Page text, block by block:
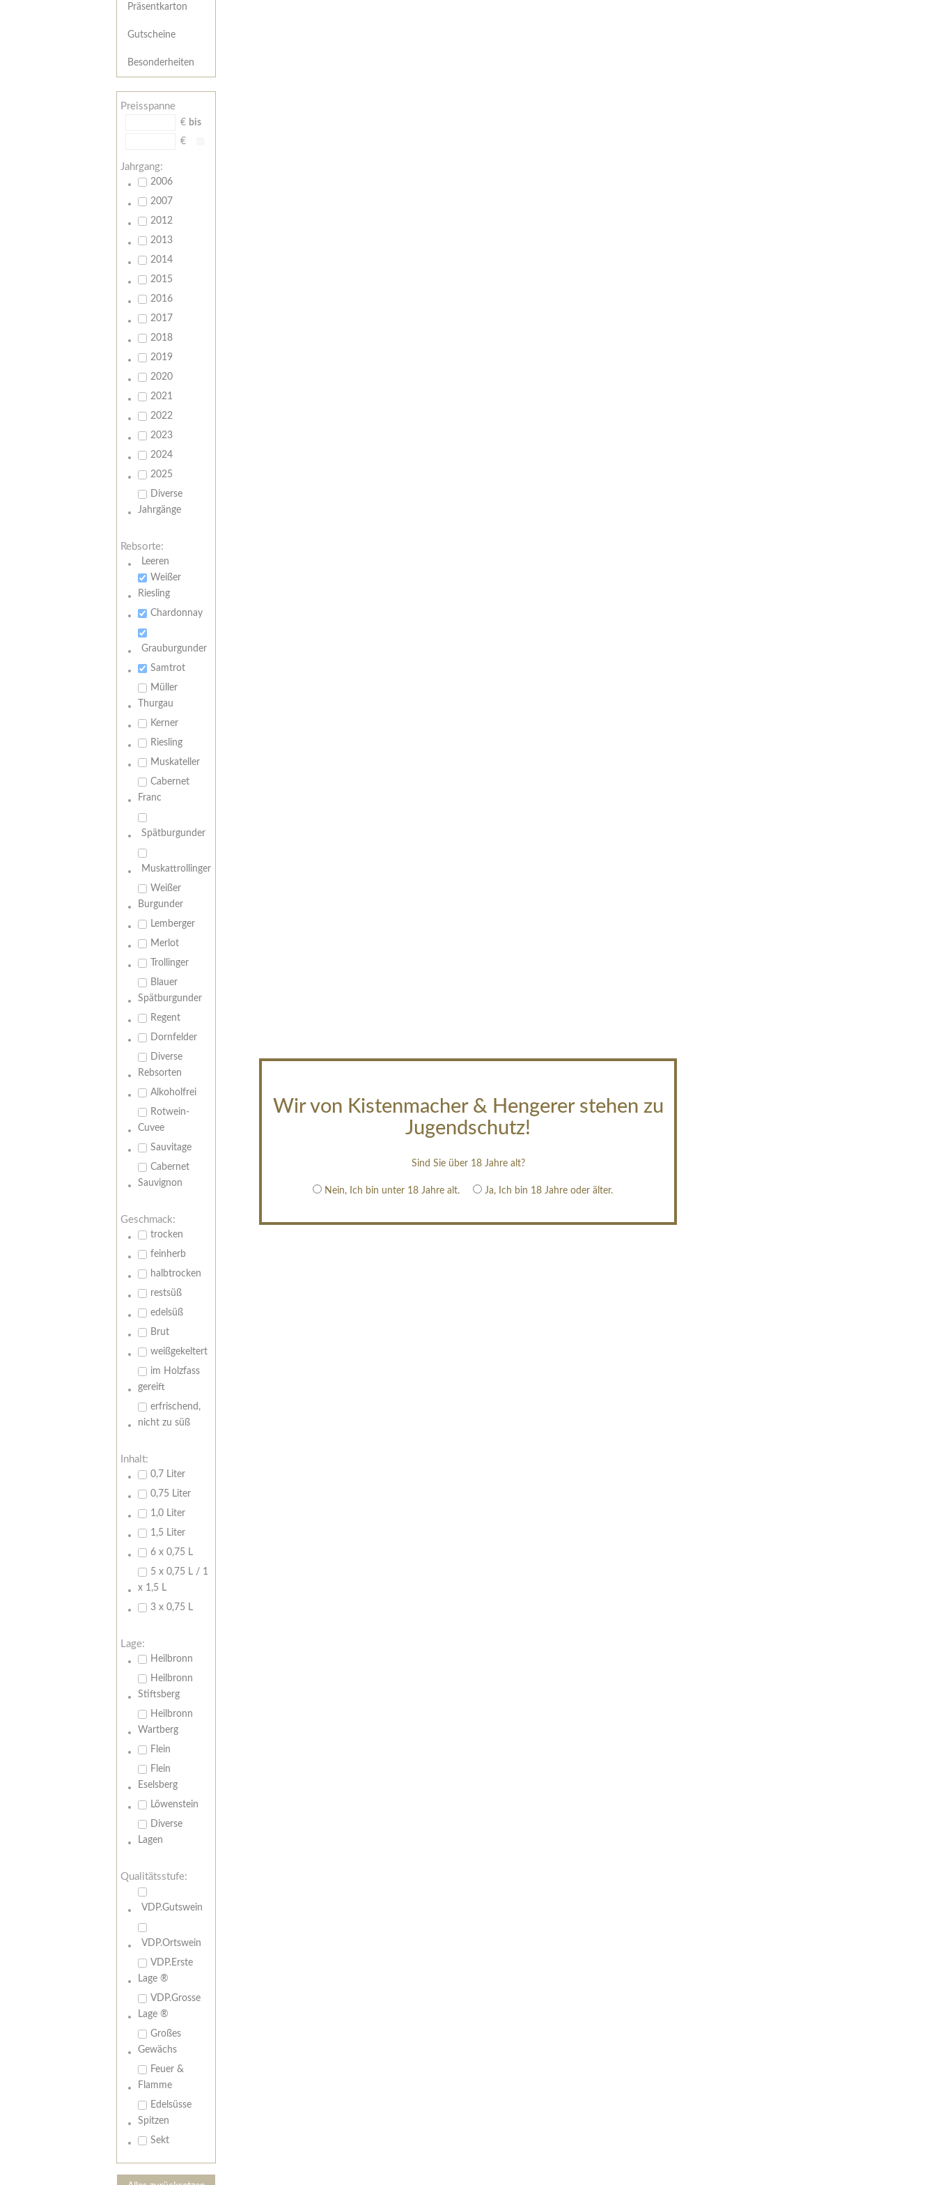
Wir von Kistenmacher & Hengerer stehen zu
Jugendschutz!
Sind Sie über 18 Jahre alt?
Nein, Ich bin unter 18 Jahre alt. Ja, Ich bin 18 Jahre oder älter.
Präsentkarton
Gutscheine
Besonderheiten
Preisspanne
€ bis
€
Jahrgang:
2006
2007
2012
2013
2014
2015
2016
2017
2018
2019
2020
2021
2022
2023
2024
2025
Diverse
Jahrgänge
Rebsorte:
Leeren
Weißer
Riesling
Chardonnay
Grauburgunder
Samtrot
Müller
Thurgau
Kerner
Riesling
Muskateller
Cabernet
Franc
Spätburgunder
Muskattrollinger
Weißer
Burgunder
Lemberger
Merlot
Trollinger
Blauer
Spätburgunder
Regent
Dornfelder
Diverse
Rebsorten
Alkoholfrei
Rotwein-
Cuvee
Sauvitage
Cabernet
Sauvignon
Geschmack:
trocken
feinherb
halbtrocken
restsüß
edelsüß
Brut
weißgekeltert
im Holzfass
gereift
erfrischend,
nicht zu süß
Inhalt:
0,7 Liter
0,75 Liter
1,0 Liter
1,5 Liter
6 x 0,75 L
5 x 0,75 L / 1
x 1,5 L
3 x 0,75 L
Lage:
Heilbronn
Heilbronn
Stiftsberg
Heilbronn
Wartberg
Flein
Flein
Eselsberg
Löwenstein
Diverse
Lagen
Qualitätsstufe:
VDP.Gutswein
VDP.Ortswein
VDP.Erste
Lage ®
VDP.Grosse
Lage ®
Großes
Gewächs
Feuer &
Flamme
Edelsüsse
Spitzen
Sekt